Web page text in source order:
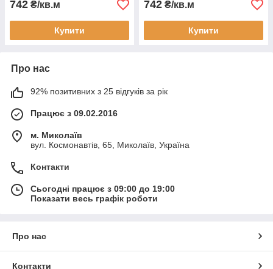
742 ₴/кв.м
Купити
742 ₴/кв.м
Купити
Про нас
92% позитивних з 25 відгуків за рік
Працює з 09.02.2016
м. Миколаїв
вул. Космонавтів, 65, Миколаїв, Україна
Контакти
Сьогодні працює з 09:00 до 19:00
Показати весь графік роботи
Про нас
Контакти